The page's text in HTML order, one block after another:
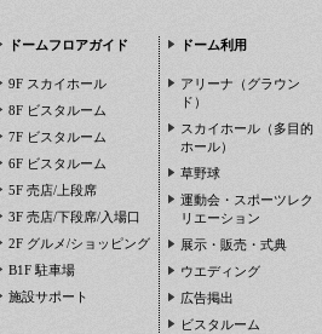
ドームフロアガイド
9F スカイホール
8F ビスタルーム
7F ビスタルーム
6F ビスタルーム
5F 売店/上段席
3F 売店/下段席/入場口
2F グルメ/ショッピング
B1F 駐車場
施設サポート
ドーム利用
アリーナ（グラウン
ド）
スカイホール（多目的
ホール）
草野球
運動会・スポーツレク
リエーション
展示・販売・式典
ウエディング
広告掲出
ビスタルーム